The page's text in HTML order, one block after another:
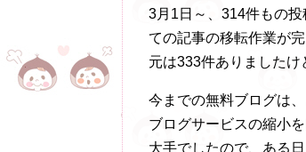
3月1日～、314件もの
ての記事の移転作業が完
元は333件ありましたけ
今までの無料ブログは
ブログサービスの縮小
大手でしたので、ある